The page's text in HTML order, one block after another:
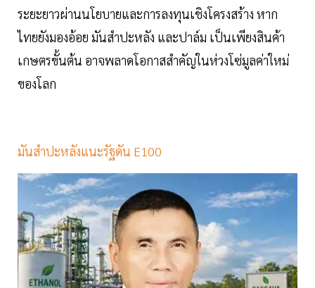
ระยะยาวผ่านนโยบายและการลงทุนเชิงโครงสร้าง หาก
ไทยยังมองอ้อย มันสำปะหลัง และปาล์ม เป็นเพียงสินค้า
เกษตรขั้นต้น อาจพลาดโอกาสสำคัญในห่วงโซ่มูลค่าใหม่
ของโลก
มันสำปะหลังแนะรัฐดัน E100